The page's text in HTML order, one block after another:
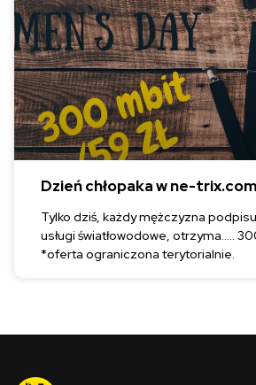
Dzień chłopaka w ne-trix.com
Tylko dziś, każdy mężczyzna
usługi światłowodowe, otrzyma…..
*oferta ograniczona terytorialnie.